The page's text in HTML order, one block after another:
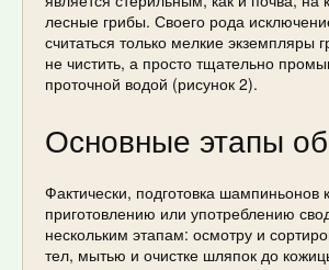
лесные грибы. Своего рода
считаться только мелкие экземпляры
не чистить, а просто тщательно
проточной водой (рисунок 2).
Основные этапы
Фактически, подготовка
приготовлению или употреблению
нескольким этапам: осмотру и
тел, мытью и очистке шляпок до